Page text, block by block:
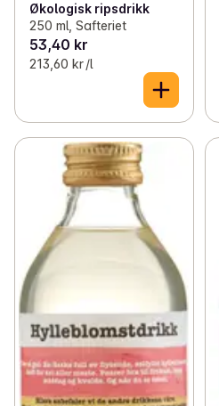
Økologisk ripsdrikk
250 ml, Safteriet
53,40 kr
213,60 kr /l